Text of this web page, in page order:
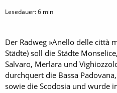
Lesedauer:6 min
Der Radweg »Anello delle città
Städte) soll die Städte
Salvaro, Merlara und
durchquert die Bassa
sowie die Scodosia und wurde